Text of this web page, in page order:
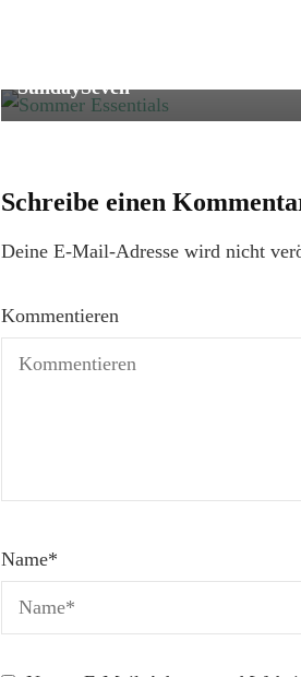
SundaySeven
Schreibe einen
Deine E-Mail-Adresse wird nicht
Kommentieren
Name*